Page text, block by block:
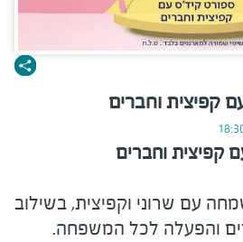
קפיצית וחברים
קפיצית וחברים
עם שרוני וקפיצית, בשילוב
והפעלה לכל המשפחה.